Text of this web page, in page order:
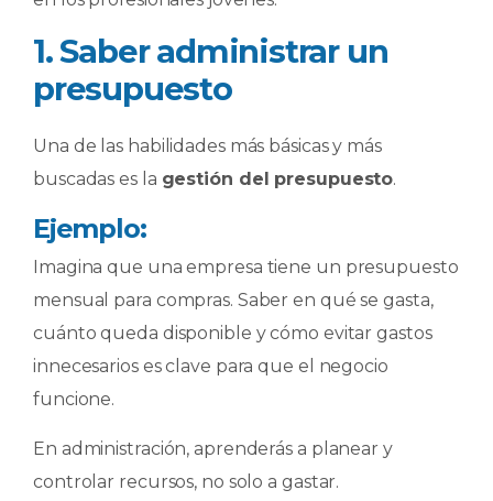
1. Saber administrar un
presupuesto
Una de las habilidades más básicas y más
buscadas es la gestión del presupuesto.
Ejemplo:
Imagina que una empresa tiene un presupuesto
mensual para compras. Saber en qué se gasta,
cuánto queda disponible y cómo evitar gastos
innecesarios es clave para que el negocio
funcione.
En administración, aprenderás a planear y
controlar recursos, no solo a gastar.